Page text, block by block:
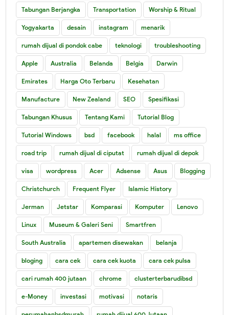
Tabungan Berjangka Transportation Worship & Ritual
Yogyakarta desain instagram menarik
rumah dijual di pondok cabe teknologi troubleshooting
Apple Australia Belanda Belgia Darwin
Emirates Harga Oto Terbaru Kesehatan
Manufacture New Zealand SEO Spesifikasi
Tabungan Khusus Tentang Kami Tutorial Blog
Tutorial Windows bsd facebook halal ms office
road trip rumah dijual di ciputat rumah dijual di depok
visa wordpress Acer Adsense Asus Blogging
Christchurch Frequent Flyer Islamic History
Jerman Jetstar Komparasi Komputer Lenovo
Linux Museum & Galeri Seni Smartfren
South Australia apartemen disewakan belanja
bloging cara cek cara cek kuota cara cek pulsa
cari rumah 400 jutaan chrome clusterterbarudibsd
e-Money investasi motivasi notaris